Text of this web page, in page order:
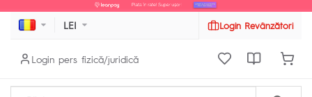
LEI Login Revânzători
Login pers fizică/juridică